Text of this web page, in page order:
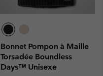
Bonnet Pompon à Maille
Torsadée Boundless
Days™ Unisexe